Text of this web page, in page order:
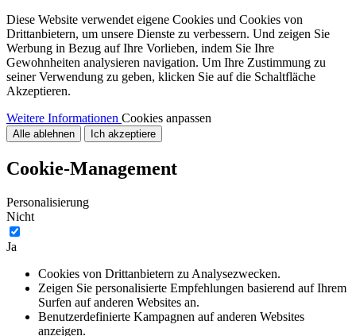
Diese Website verwendet eigene Cookies und Cookies von
Drittanbietern, um unsere Dienste zu verbessern. Und zeigen Sie
Werbung in Bezug auf Ihre Vorlieben, indem Sie Ihre
Gewohnheiten analysieren navigation. Um Ihre Zustimmung zu
seiner Verwendung zu geben, klicken Sie auf die Schaltfläche
Akzeptieren.
Weitere Informationen Cookies anpassen
Alle ablehnen Ich akzeptiere
Cookie-Management
Personalisierung
Nicht
Ja
Cookies von Drittanbietern zu Analysezwecken.
Zeigen Sie personalisierte Empfehlungen basierend auf Ihrem
Surfen auf anderen Websites an.
Benutzerdefinierte Kampagnen auf anderen Websites
anzeigen.